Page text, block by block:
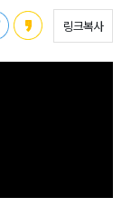
링크복사